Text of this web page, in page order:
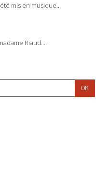
mis en musique...
Riaud....